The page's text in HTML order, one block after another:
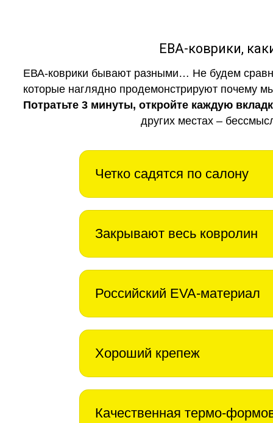
ЕВА-коврики,
ЕВА-коврики бывают разными… Не будем
которые наглядно продемонстрируют почему
Потратьте 3 минуты, откройте каждую
других местах –
Четко садятся по салону
Закрывают весь ковролин
Российский EVA-материал
Хороший крепеж
Качественная термо-